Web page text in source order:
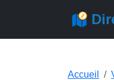
Accueil